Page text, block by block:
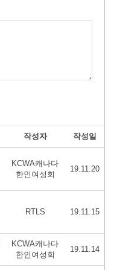
작성자 작성일
KCWA캐나다
한인여성회
19.11.20
RTLS 19.11.15
KCWA캐나다
한인여성회
19.11.14